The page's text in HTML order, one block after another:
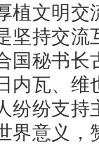
植文明
坚持交
国秘书
内瓦、
纷纷支
界意义